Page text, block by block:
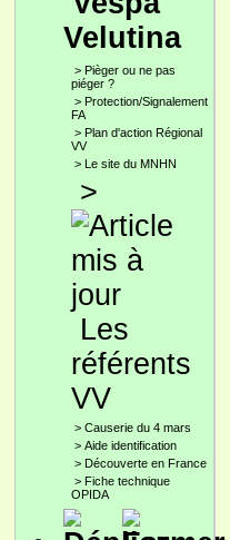
Velutina
> Pièger ou ne pas
piéger ?
> Protection/Signalement
FA
> Plan d'action Régional
VV
> Le site du MNHN
>
Les
référents
VV
> Causerie du 4 mars
> Aide identification
> Découverte en France
> Fiche technique
OPIDA